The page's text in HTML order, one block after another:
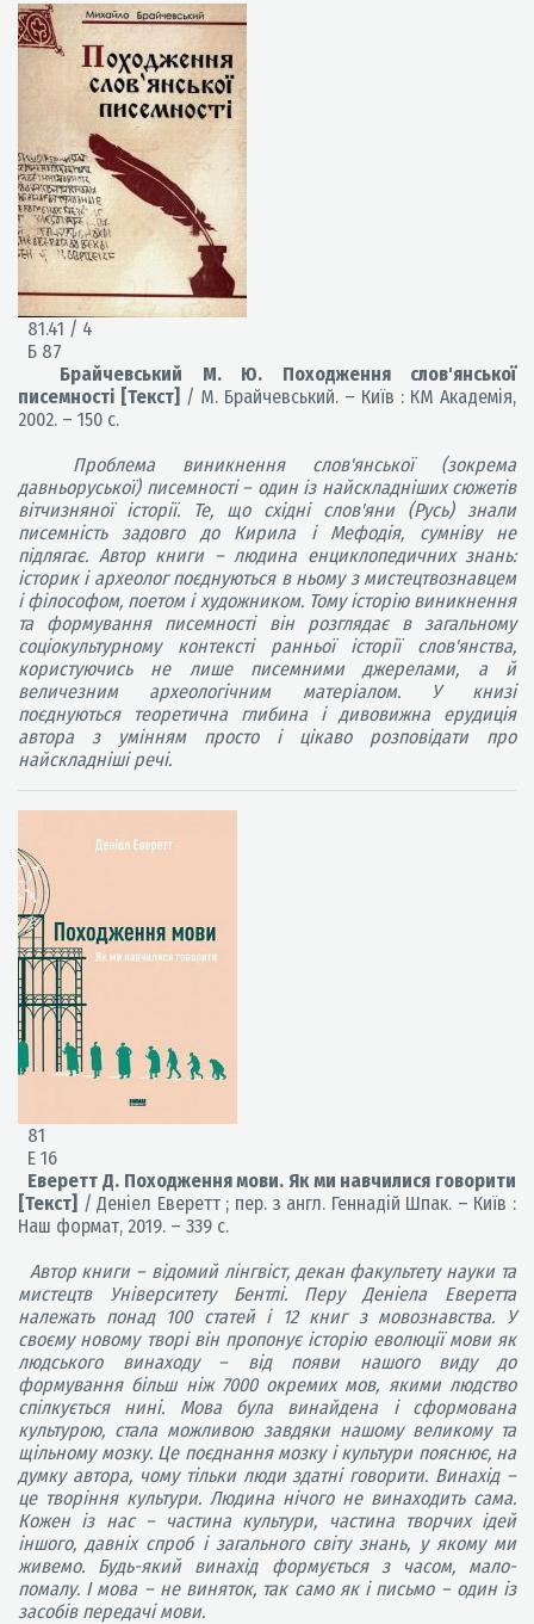
81.41 / 4
Б 87
Брайчевський М. Ю. Походження слов'янської
писемності [Текст] / М. Брайчевський. – Київ : КМ Академія,
2002. – 150 с.
Проблема виникнення слов'янської (зокрема
давньоруської) писемності – один із найскладніших сюжетів
вітчизняної історії. Те, що східні слов'яни (Русь) знали
писемність задовго до Кирила і Мефодія, сумніву не
підлягає. Автор книги – людина енциклопедичних знань:
історик і археолог поєднуються в ньому з мистецтвознавцем
і філософом, поетом і художником. Тому історію виникнення
та формування писемності він розглядає в загальному
соціокультурному контексті ранньої історії слов'янства,
користуючись не лише писемними джерелами, а й
величезним археологічним матеріалом. У книзі
поєднуються теоретична глибина і дивовижна ерудиція
автора з умінням просто і цікаво розповідати про
найскладніші речі.
81
Е 16
Еверетт Д. Походження мови. Як ми навчилися говорити
[Текст] / Деніел Еверетт ; пер. з англ. Геннадій Шпак. – Київ :
Наш формат, 2019. – 339 с.
Автор книги – відомий лінгвіст, декан факультету науки та
мистецтв Університету Бентлі. Перу Деніела Еверетта
належать понад 100 статей і 12 книг з мовознавства. У
своєму новому творі він пропонує історію еволюції мови як
людського винаходу – від появи нашого виду до
формування більш ніж 7000 окремих мов, якими людство
спілкується нині. Мова була винайдена і сформована
культурою, стала можливою завдяки нашому великому та
щільному мозку. Це поєднання мозку і культури пояснює, на
думку автора, чому тільки люди здатні говорити. Винахід –
це творіння культури. Людина нічого не винаходить сама.
Кожен із нас – частина культури, частина творчих ідей
іншого, давніх спроб і загального світу знань, у якому ми
живемо. Будь-який винахід формується з часом, мало-
помалу. І мова – не виняток, так само як і письмо – один із
засобів передачі мови.